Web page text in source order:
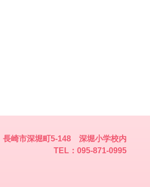
崎市深堀町5-148 深堀小学校内
TEL：095-871-0995